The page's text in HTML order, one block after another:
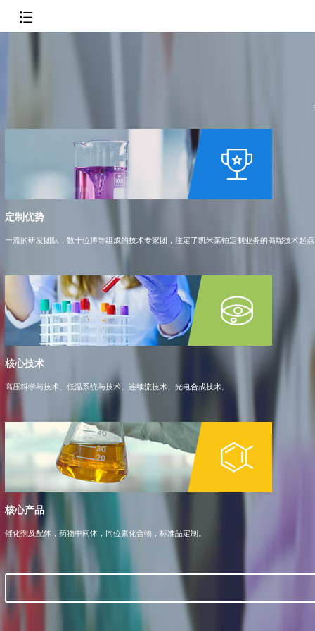
定制优势
一流的研发团队，数十位博导组成的技术专家团，注定了凯米莱铂定制业务的高端技术起
核心技术
高压科学与技术、低温系统与技术、连续流技术、光电合成技术。
核心产品
催化剂及配体，药物中间体，同位素化合物，标准品定制。